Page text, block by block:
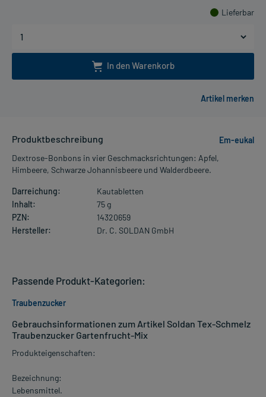
Lieferbar
In den Warenkorb
Produktbeschreibung
Em-eukal
Dextrose-Bonbons in vier Geschmacksrichtungen: Apfel,
Himbeere, Schwarze Johannisbeere und Walderdbeere.
Darreichung:
Kautabletten
Inhalt:
75 g
PZN:
14320659
Hersteller:
Dr. C. SOLDAN GmbH
Gebrauchsinformationen zum Artikel Soldan Tex-Schmelz
Traubenzucker Gartenfrucht-Mix
Produkteigenschaften:
Bezeichnung:
Lebensmittel.
Passende Produkt-Kategorien:
Traubenzucker